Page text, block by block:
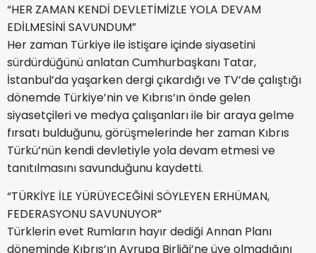
“HER ZAMAN KENDİ DEVLETİMİZLE YOLA DEVAM
EDİLMESİNİ SAVUNDUM”
Her zaman Türkiye ile istişare içinde siyasetini
sürdürdüğünü anlatan Cumhurbaşkanı Tatar,
İstanbul’da yaşarken dergi çıkardığı ve TV’de çalıştığı
dönemde Türkiye’nin ve Kıbrıs’ın önde gelen
siyasetçileri ve medya çalışanları ile bir araya gelme
fırsatı bulduğunu, görüşmelerinde her zaman Kıbrıs
Türkü’nün kendi devletiyle yola devam etmesi ve
tanıtılmasını savunduğunu kaydetti.
“TÜRKİYE İLE YÜRÜYECEĞİNİ SÖYLEYEN ERHÜMAN,
FEDERASYONU SAVUNUYOR”
Türklerin evet Rumların hayır dediği Annan Planı
döneminde Kıbrıs’ın Avrupa Birliği’ne üye olmadığını